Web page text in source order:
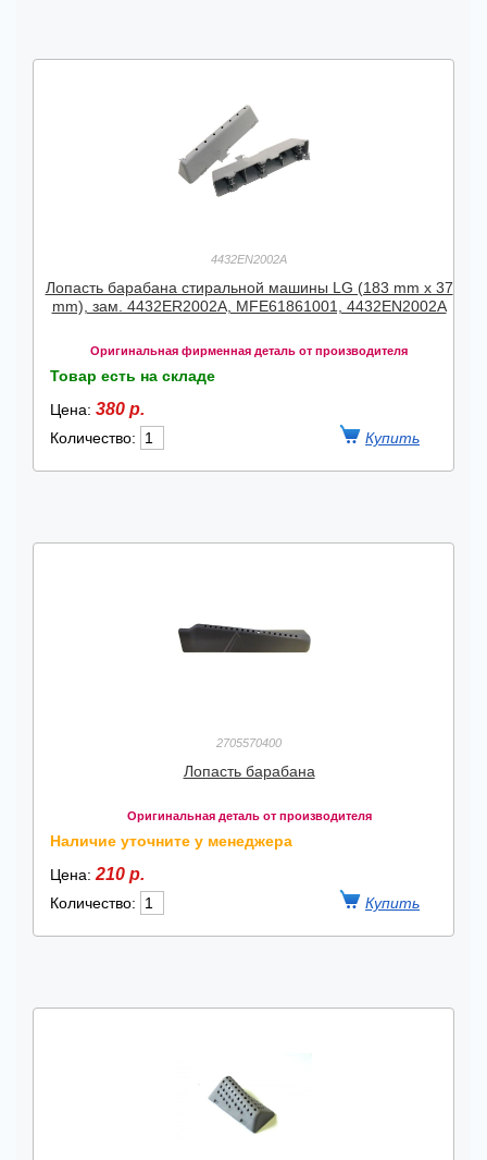
4432EN2002A
Лопасть барабана стиральной машины LG (183 mm х 37
mm), зам. 4432ER2002A, MFE61861001, 4432EN2002A
Оригинальная фирменная деталь от производителя
Товар есть на складе
Цена: 380 р.
Количество:
2705570400
Лопасть барабана
Оригинальная деталь от производителя
Наличие уточните у менеджера
Цена: 210 р.
Количество: